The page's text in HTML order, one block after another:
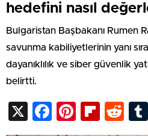
hedefini nasıl
Bulgaristan Başbakanı Rumen
savunma kabiliyetlerinin yanı
dayanıklılık ve siber güvenlik
belirtti.
X Facebook
Pinterest